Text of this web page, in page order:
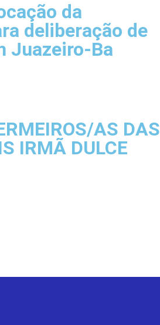
da
deliberação de
Juazeiro-Ba
AS DAS
IRMÃ DULCE